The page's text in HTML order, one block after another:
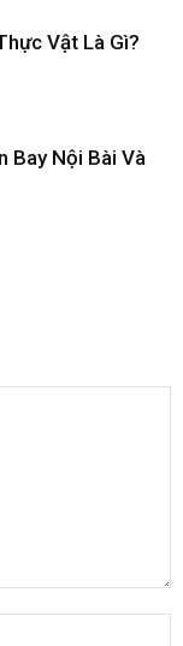
Vật Là Gì?
Bay Nội Bài Và